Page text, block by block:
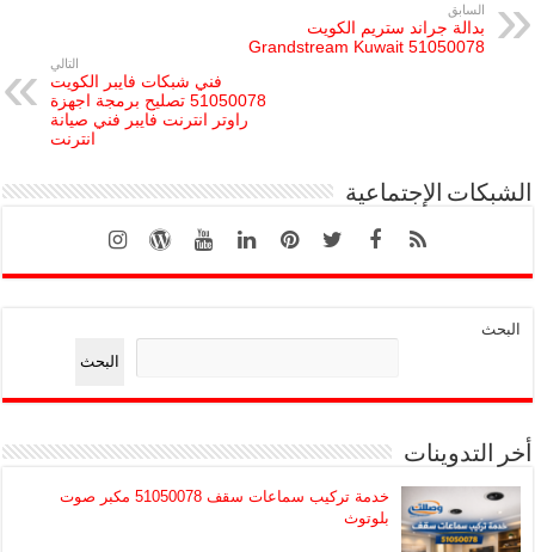
السابق
بدالة جراند ستريم الكويت
51050078 Grandstream Kuwait
التالي
فني شبكات فايبر الكويت
51050078 تصليح برمجة اجهزة
راوتر انترنت فايبر فني صيانة
انترنت
الشبكات الإجتماعية
البحث
البحث
أخر التدوينات
خدمة تركيب سماعات سقف 51050078 مكبر صوت
بلوتوث